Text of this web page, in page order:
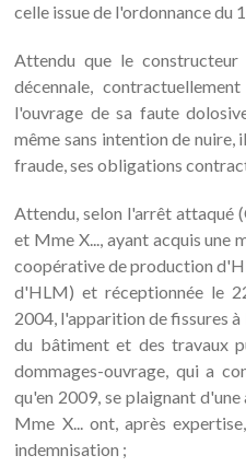
celle issue de l'ordonnance du
Attendu que le
décennale,
l'ouvrage de sa faute
même sans intention de
fraude, ses obligations
Attendu, selon l'arrêt attaqué
et Mme X..., ayant acquis une
coopérative de production
d'HLM) et réceptionnée le
2004, l'apparition de fissures
du bâtiment et des travaux
dommages-ouvrage, qui a
qu'en 2009, se plaignant
Mme X... ont, après
indemnisation ;